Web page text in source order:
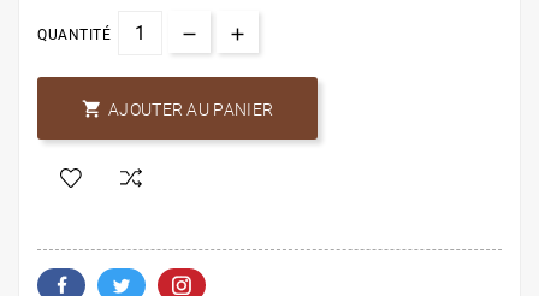
QUANTITÉ
 AJOUTER AU PANIER